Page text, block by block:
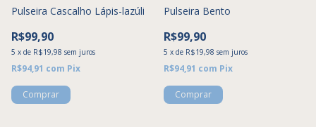
Pulseira Cascalho Lápis-lazúli
R$99,90
5 x de R$19,98 sem juros
R$94,91 com Pix
Pulseira Bento
R$99,90
5 x de R$19,98 sem juros
R$94,91 com Pix